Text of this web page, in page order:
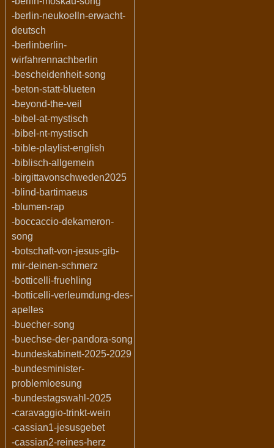
-berlin-neukoelln-erwacht-
deutsch
-berlinberlin-
wirfahrennachberlin
-bescheidenheit-song
-beton-statt-blueten
-beyond-the-veil
-bibel-at-mystisch
-bibel-nt-mystisch
-bible-playlist-english
-biblisch-allgemein
-birgittavonschweden2025
-blind-bartimaeus
-blumen-rap
-boccaccio-dekameron-
song
-botschaft-von-jesus-gib-
mir-deinen-schmerz
-botticelli-fruehling
-botticelli-verleumdung-des-
apelles
-buecher-song
-buechse-der-pandora-song
-bundeskabinett-2025-2029
-bundesminister-
problemloesung
-bundestagswahl-2025
-caravaggio-trinkt-wein
-cassian1-jesusgebet
-cassian2-reines-herz